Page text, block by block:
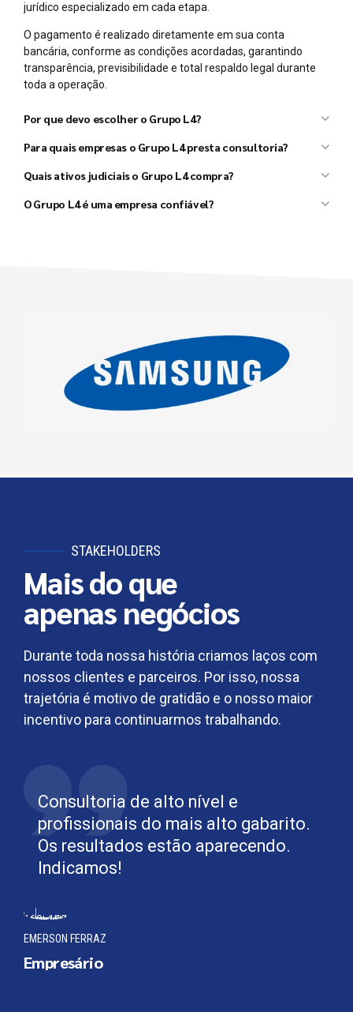
jurídico especializado em cada etapa.
O pagamento é realizado diretamente em sua conta
bancária, conforme as condições acordadas, garantindo
transparência, previsibilidade e total respaldo legal durante
toda a operação.
Por que devo escolher o Grupo L4?
L4 Taxx L4 Ativos
Para quais empresas o Grupo L4 presta consultoria?
Quais ativos judiciais o Grupo L4 compra?
O Grupo L4 é uma empresa confiável?
STAKEHOLDERS
Mais do que
apenas negócios
Durante toda nossa história criamos laços com
nossos clientes e parceiros. Por isso, nossa
trajetória é motivo de gratidão e o nosso maior
incentivo para continuarmos trabalhando.
Consultoria de alto nível e
profissionais do mais alto gabarito.
Os resultados estão aparecendo.
Indicamos!
EMERSON FERRAZ
Empresário